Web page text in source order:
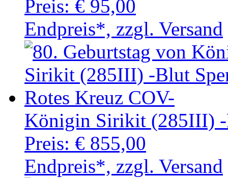
Preis: € 95,00
Endpreis*, zzgl. Versand
Königin Sirikit (285III) -
Preis: € 855,00
Endpreis*, zzgl. Versand